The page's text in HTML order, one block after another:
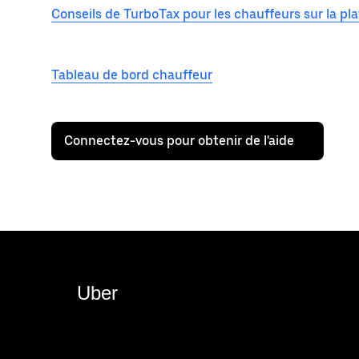
Conseils de TurboTax pour les chauffeurs sur la
Tableau de bord chauffeur
Connectez-vous pour obtenir de l'aide
Uber